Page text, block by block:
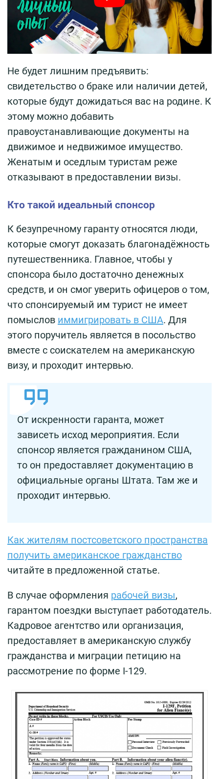
Не будет лишним предъявить:
свидетельство о браке или наличии детей,
которые будут дожидаться вас на родине. К
этому можно добавить
правоустанавливающие документы на
движимое и недвижимое имущество.
Женатым и оседлым туристам реже
отказывают в предоставлении визы.
Кто такой идеальный спонсор
К безупречному гаранту относятся люди,
которые смогут доказать благонадёжность
путешественника. Главное, чтобы у
спонсора было достаточно денежных
средств, и он смог уверить офицеров о том,
что спонсируемый им турист не имеет
помыслов иммигрировать в США. Для
этого поручитель является в посольство
вместе с соискателем на американскую
визу, и проходит интервью.
От искренности гаранта, может
зависеть исход мероприятия. Если
спонсор является гражданином США,
то он предоставляет документацию в
официальные органы Штата. Там же и
проходит интервью.
Как жителям постсоветского пространства
получить американское гражданство
читайте в предложенной статье.
В случае оформления рабочей визы,
гарантом поездки выступает работодатель.
Кадровое агентство или организация,
предоставляет в американскую службу
гражданства и миграции петицию на
рассмотрение по форме I-129.